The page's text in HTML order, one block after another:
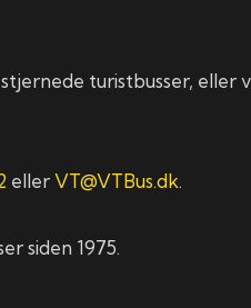
turistbusser, eller
ellerVT@VTBus.dk.
siden 1975.